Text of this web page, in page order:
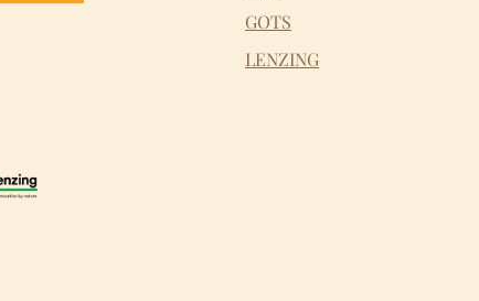
GOTS
LENZING